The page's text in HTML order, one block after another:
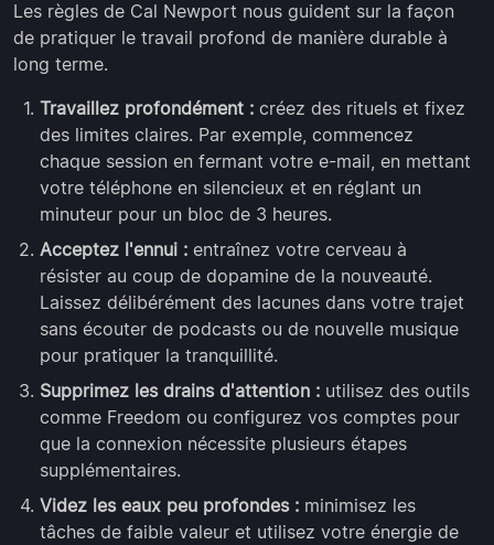
Les règles de Cal Newport nous guident sur la façon
de pratiquer le travail profond de manière durable à
long terme.
Travaillez profondément : créez des rituels et fixez
des limites claires. Par exemple, commencez
chaque session en fermant votre e-mail, en mettant
votre téléphone en silencieux et en réglant un
minuteur pour un bloc de 3 heures.
Acceptez l'ennui : entraînez votre cerveau à
résister au coup de dopamine de la nouveauté.
Laissez délibérément des lacunes dans votre trajet
sans écouter de podcasts ou de nouvelle musique
pour pratiquer la tranquillité.
Supprimez les drains d'attention : utilisez des outils
comme Freedom ou configurez vos comptes pour
que la connexion nécessite plusieurs étapes
supplémentaires.
Videz les eaux peu profondes : minimisez les
tâches de faible valeur et utilisez votre énergie de